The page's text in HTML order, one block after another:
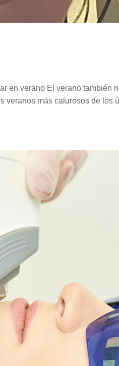
en verano El verano también
veranos más calurosos de los